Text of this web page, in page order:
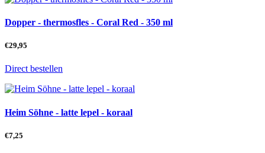
Dopper - thermosfles - Coral Red - 350 ml
€29,95
Direct bestellen
Heim Söhne - latte lepel - koraal
€7,25